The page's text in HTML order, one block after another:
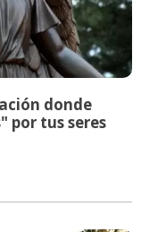
donde
por tus seres